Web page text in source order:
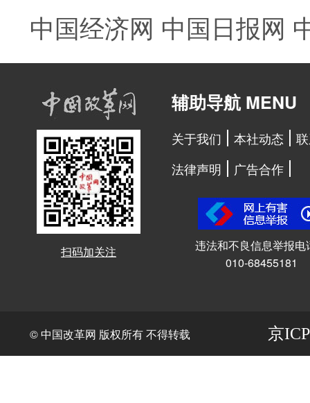
中国经济网 中国日报网
扫码加关注
辅助导航 MENU
关于我们 本社动态
法律声明
广告合作
违法和不良信息举报电
010-68455181
© 中国改革网 版权所有 不得转载 京